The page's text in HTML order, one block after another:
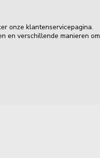
onze klantenservicepagina.
en verschillende manieren om